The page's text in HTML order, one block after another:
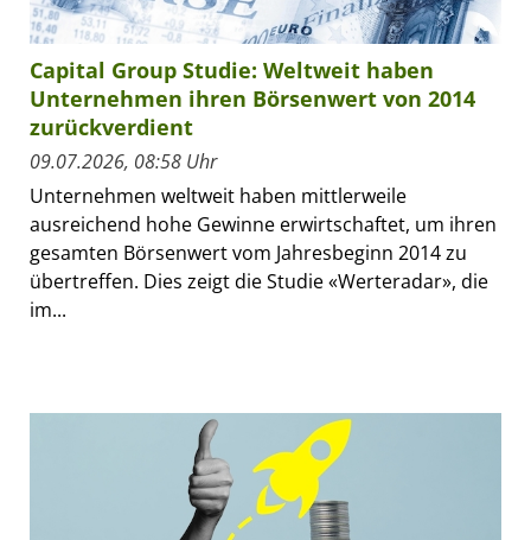
Capital Group Studie: Weltweit haben
Unternehmen ihren Börsenwert von 2014
zurückverdient
09.07.2026, 08:58 Uhr
Unternehmen weltweit haben mittlerweile
ausreichend hohe Gewinne erwirtschaftet, um ihren
gesamten Börsenwert vom Jahresbeginn 2014 zu
übertreffen. Dies zeigt die Studie «Werteradar», die
im...